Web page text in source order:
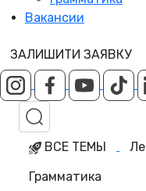
Вакансии
ЗАЛИШИТИ ЗАЯВКУ
ВСЕ ТЕМЫ
Грамматика